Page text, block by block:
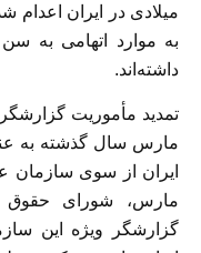
میلادی در ایران اعدام
داشته‌اند.
تمدید مأموریت
مارس سال گذشته به
ایران از سوی سازمان
مارس، شورای حقوق
گزارشگر ویژه این